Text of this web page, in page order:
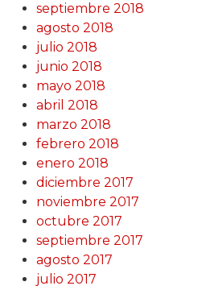
septiembre 2018
agosto 2018
julio 2018
junio 2018
mayo 2018
abril 2018
marzo 2018
febrero 2018
enero 2018
diciembre 2017
noviembre 2017
octubre 2017
septiembre 2017
agosto 2017
julio 2017